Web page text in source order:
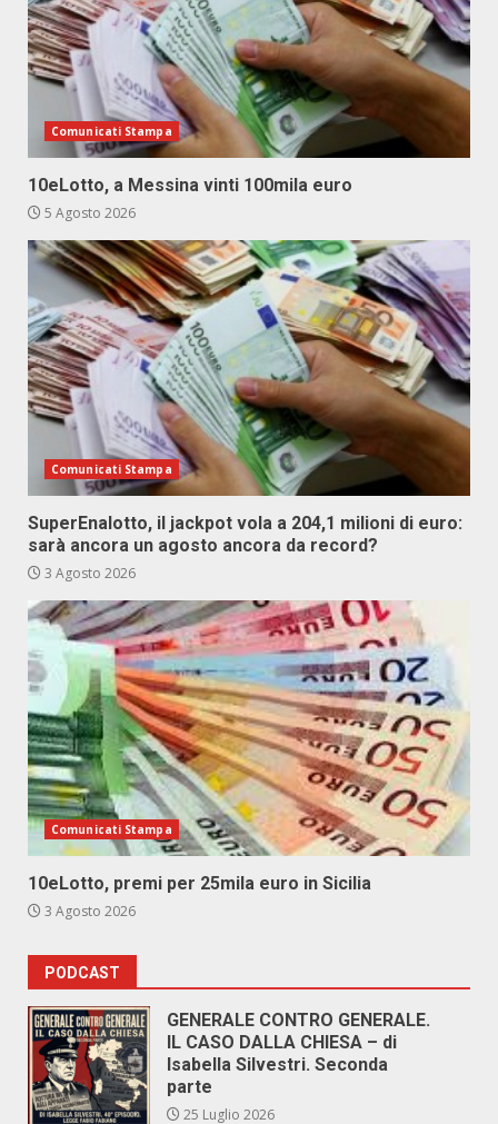
Comunicati Stampa
10eLotto, a Messina vinti 100mila euro
5 Agosto 2026
Comunicati Stampa
SuperEnalotto, il jackpot vola a 204,1 milioni di euro:
sarà ancora un agosto ancora da record?
3 Agosto 2026
Comunicati Stampa
10eLotto, premi per 25mila euro in Sicilia
3 Agosto 2026
PODCAST
GENERALE CONTRO GENERALE.
IL CASO DALLA CHIESA – di
Isabella Silvestri. Seconda
parte
25 Luglio 2026